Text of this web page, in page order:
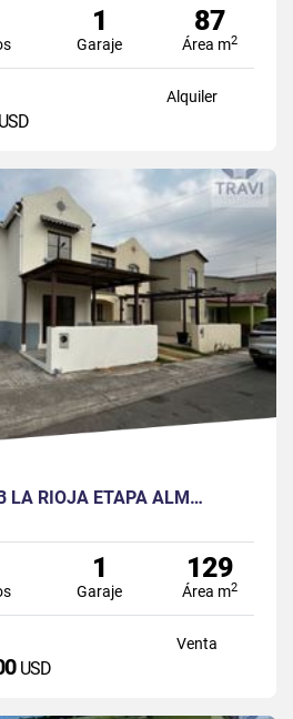
1
Garaje
87
Área m2
Alquiler
USD
LA RIOJA ETAPA ALM…
1
Garaje
129
Área m2
Venta
USD